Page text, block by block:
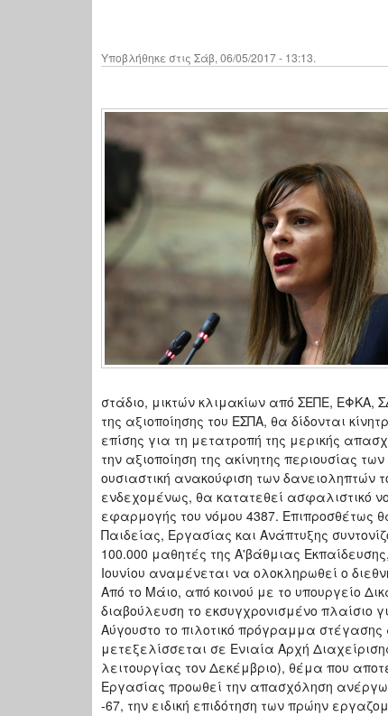
Υποβλήθηκε στις Σάβ, 06/05/2017 - 13:13.
στάδιο, μικτών κλιμακίων από ΣΕΠΕ, ΕΦΚΑ,
της αξιοποίησης του ΕΣΠΑ, θα δίδονται
επίσης για τη μετατροπή της μερικής
την αξιοποίηση της ακίνητης περιουσίας
ουσιαστική ανακούφιση των δανειοληπτών
ενδεχομένως, θα κατατεθεί ασφαλιστικό
εφαρμογής του νόμου 4387. Επιπροσθέτως
Παιδείας, Εργασίας και Ανάπτυξης
100.000 μαθητές της Α'βάθμιας
Ιουνίου αναμένεται να ολοκληρωθεί ο
Από το Μάιο, από κοινού με το υπουργείο
διαβούλευση το εκσυγχρονισμένο πλαίσιο
Αύγουστο το πιλοτικό πρόγραμμα
μετεξελίσσεται σε Ενιαία Αρχή
λειτουργίας τον Δεκέμβριο), θέμα που
Εργασίας προωθεί την απασχόληση
-67, την ειδική επιδότηση των πρώην